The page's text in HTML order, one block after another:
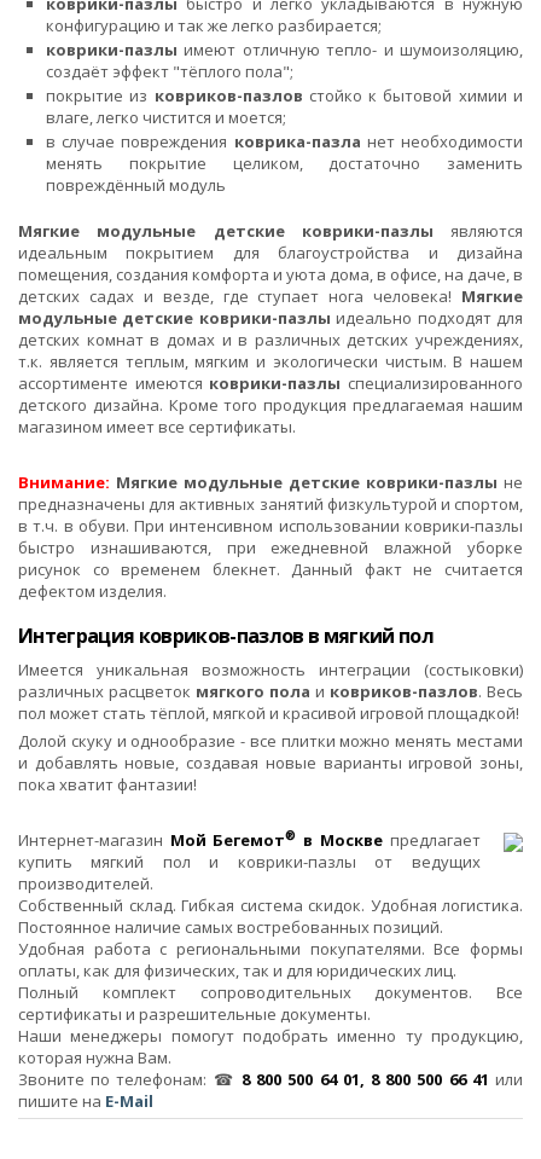
конфигурацию и так же легко разбирается;
коврики-пазлы имеют отличную тепло- и шумоизоляцию,
создаёт эффект "тёплого пола";
покрытие из ковриков-пазлов стойко к бытовой химии и
влаге, легко чистится и моется;
в случае повреждения коврика-пазла нет необходимости
менять покрытие целиком, достаточно заменить
повреждённый модуль
Мягкие модульные детские коврики-пазлы являются
идеальным покрытием для благоустройства и дизайна
помещения, создания комфорта и уюта дома, в офисе, на даче, в
детских садах и везде, где ступает нога человека! Мягкие
модульные детские коврики-пазлы идеально подходят для
детских комнат в домах и в различных детских учреждениях,
т.к. является теплым, мягким и экологически чистым. В нашем
ассортименте имеются коврики-пазлы специализированного
детского дизайна. Кроме того продукция предлагаемая нашим
магазином имеет все сертификаты.
Внимание: Мягкие модульные детские коврики-пазлы не
предназначены для активных занятий физкультурой и спортом,
в т.ч. в обуви. При интенсивном использовании коврики-пазлы
быстро изнашиваются, при ежедневной влажной уборке
рисунок со временем блекнет. Данный факт не считается
дефектом изделия.
Интеграция ковриков-пазлов в мягкий пол
Имеется уникальная возможность интеграции (состыковки)
различных расцветок мягкого пола и ковриков-пазлов. Весь
пол может стать тёплой, мягкой и красивой игровой площадкой!
Долой скуку и однообразие - все плитки можно менять местами
и добавлять новые, создавая новые варианты игровой зоны,
пока хватит фантазии!
Интернет-магазин Мой Бегемот® в Москвепредлагает
купить мягкий пол и коврики-пазлы от ведущих
производителей.
Собственный склад. Гибкая система скидок. Удобная логистика.
Постоянное наличие самых востребованных позиций.
Удобная работа с региональными покупателями. Все формы
оплаты, как для физических, так и для юридических лиц.
Полный комплект сопроводительных документов. Все
сертификаты и разрешительные документы.
Наши менеджеры помогут подобрать именно ту продукцию,
которая нужна Вам.
Звоните по телефонам: ☎ 8 800 500 64 01, 8 800 500 66 41 или
пишите на E-Mail